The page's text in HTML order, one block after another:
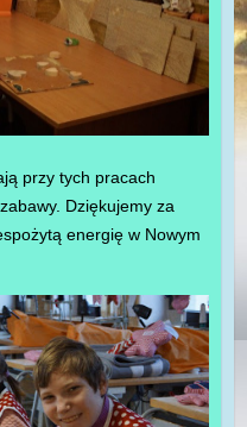
przy tych pracach
Dziękujemy za
energię w Nowym